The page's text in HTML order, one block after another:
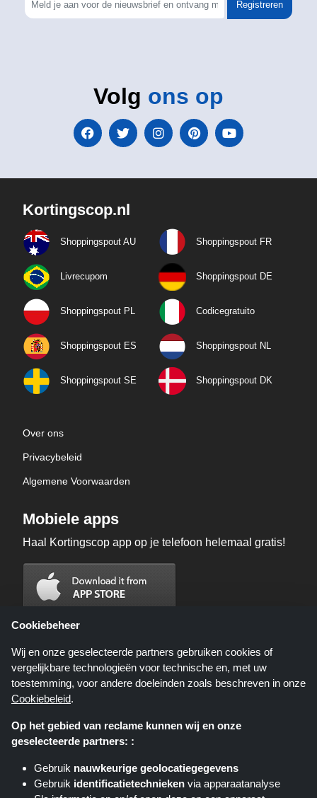
Registreren
Volg ons op
Kortingscop.nl
Shoppingspout AU Shoppingspout FR
Livrecupom Shoppingspout DE
Shoppingspout PL Codicegratuito
Shoppingspout ES Shoppingspout NL
Shoppingspout SE Shoppingspout DK
Over ons
Privacybeleid
Algemene Voorwaarden
Mobiele apps
Haal Kortingscop app op je telefoon helemaal gratis!
Kortingscop.nl is een website die u deals, kortingen en kortingscodes biedt;
affiliate netwerken. Kortingscop.nl of zijn medewerkers maken geen deel uit
van het bestelproces wanneer u een bestelling plaatst via deze links, zij
ontvangen enkel een commissie via deze links/deals.
Cookiebeheer
Wij en onze geselecteerde partners gebruiken cookies of
vergelijkbare technologieën voor technische en, met uw
toestemming, voor andere doeleinden zoals beschreven in onze
Cookiebeleid.
Op het gebied van reclame kunnen wij en onze
geselecteerde partners: :
Gebruik nauwkeurige geolocatiegegevens
Gebruik identificatietechnieken via apparaatanalyse